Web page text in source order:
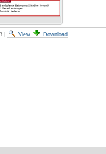
| View Download